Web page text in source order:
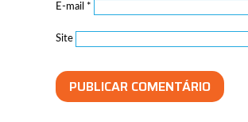
E-mail *
Site